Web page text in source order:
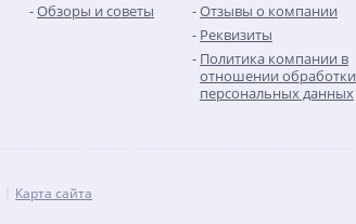
Обзоры и советы
Отзывы о компании
Реквизиты
Политика компании в
отношении обработки
персональных данных
Карта сайта